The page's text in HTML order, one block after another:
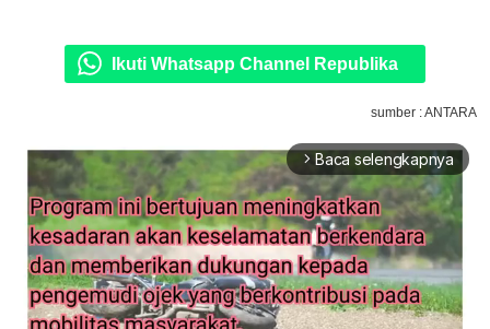
Ikuti Whatsapp Channel Republika
sumber : ANTARA
arrow_forward_ios Baca selengkapnya